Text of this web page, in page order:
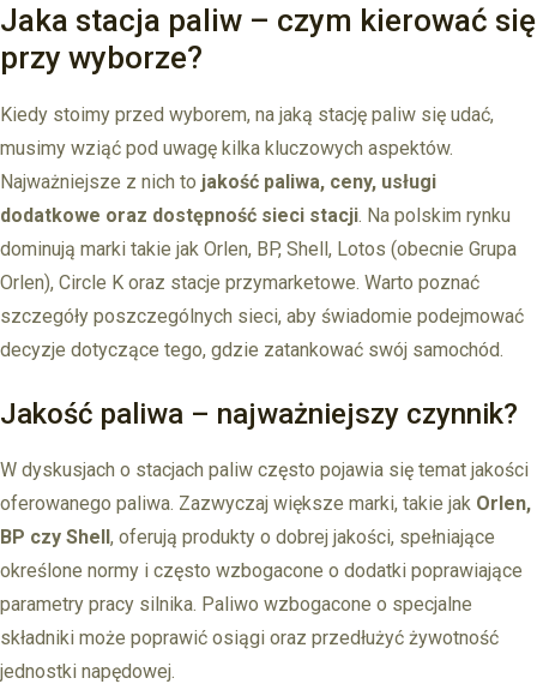
Jaka stacja paliw – czym kierować się
przy wyborze?
Kiedy stoimy przed wyborem, na jaką stację paliw się udać,
musimy wziąć pod uwagę kilka kluczowych aspektów.
Najważniejsze z nich to jakość paliwa, ceny, usługi
dodatkowe oraz dostępność sieci stacji. Na polskim rynku
dominują marki takie jak Orlen, BP, Shell, Lotos (obecnie Grupa
Orlen), Circle K oraz stacje przymarketowe. Warto poznać
szczegóły poszczególnych sieci, aby świadomie podejmować
decyzje dotyczące tego, gdzie zatankować swój samochód.
Jakość paliwa – najważniejszy czynnik?
W dyskusjach o stacjach paliw często pojawia się temat jakości
oferowanego paliwa. Zazwyczaj większe marki, takie jak Orlen,
BP czy Shell, oferują produkty o dobrej jakości, spełniające
określone normy i często wzbogacone o dodatki poprawiające
parametry pracy silnika. Paliwo wzbogacone o specjalne
składniki może poprawić osiągi oraz przedłużyć żywotność
jednostki napędowej.